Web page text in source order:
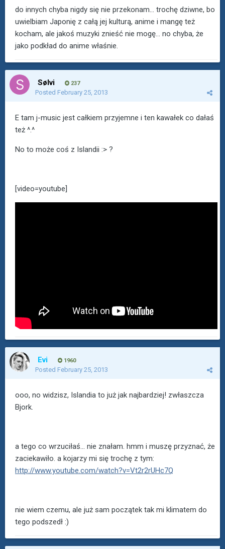
do innych chyba nigdy się nie przekonam... trochę dziwne, bo
uwielbiam Japonię z całą jej kulturą, anime i mangę też
kocham, ale jakoś muzyki znieść nie mogę... no chyba, że
jako podkład do anime właśnie.
Sølvi 237
Posted February 25, 2013
E tam j-music jest całkiem przyjemne i ten kawałek co dałaś
też ^.^
No to może coś z Islandii :> ?
[video=youtube]
Evi 1960
Posted February 25, 2013
ooo, no widzisz, Islandia to już jak najbardziej! zwłaszcza
Bjork.
a tego co wrzuciłaś... nie znałam. hmm i muszę przyznać, że
zaciekawiło. a kojarzy mi się trochę z tym:
http://www.youtube.com/watch?v=Vt2r2rUHc7Q
nie wiem czemu, ale już sam początek tak mi klimatem do
tego podszedł :)